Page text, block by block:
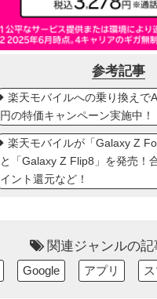
参考記事
楽天モバイルへの乗り換えで
円の特価キャンペーン実施中！
楽天モバイルが「Galaxy Z
と「Galaxy Z Flip8」を発売！
イント還元など！
関連ジャンルの
Google アプリ